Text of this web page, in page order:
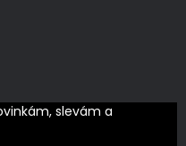
slevám a